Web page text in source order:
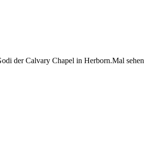
der Calvary Chapel in Herborn.Mal sehen